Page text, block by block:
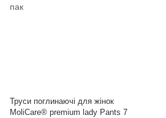
Труси поглинаючі для жінок
MoliCare® premium lady Pants 7